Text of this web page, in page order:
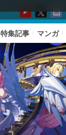
特集記事 マンガ